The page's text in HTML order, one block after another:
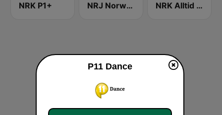
NRK P1+ NRJ Norway NRK Alltid Nyheter
P11 Dance